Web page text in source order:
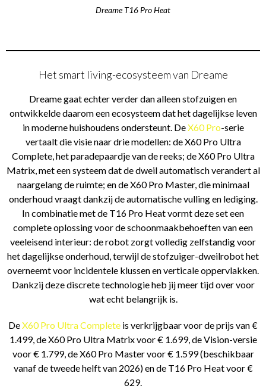
Dreame T16 Pro Heat
Het smart living-ecosysteem van Dreame
Dreame gaat echter verder dan alleen stofzuigen en
ontwikkelde daarom een ecosysteem dat het dagelijkse leven
in moderne huishoudens ondersteunt. DeX60 Pro-serie
vertaalt die visie naar drie modellen: de X60 Pro Ultra
Complete, het paradepaardje van de reeks; de X60 Pro Ultra
Matrix, met een systeem dat de dweil automatisch verandert al
naargelang de ruimte; en de X60 Pro Master, die minimaal
onderhoud vraagt dankzij de automatische vulling en lediging.
In combinatie met de T16 Pro Heat vormt deze set een
complete oplossing voor de schoonmaakbehoeften van een
veeleisend interieur: de robot zorgt volledig zelfstandig voor
het dagelijkse onderhoud, terwijl de stofzuiger-dweilrobot het
overneemt voor incidentele klussen en verticale oppervlakken.
Dankzij deze discrete technologie heb jij meer tijd over voor
wat echt belangrijk is.
DeX60 Pro Ultra Complete is verkrijgbaar voor de prijs van €
1.499, de X60 Pro Ultra Matrix voor € 1.699, de Vision-versie
voor € 1.799, de X60 Pro Master voor € 1.599 (beschikbaar
vanaf de tweede helft van 2026) en de T16 Pro Heat voor €
629.